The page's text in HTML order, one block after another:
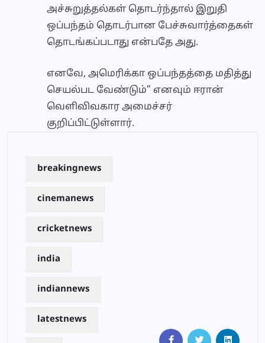
அச்சுறுத்தல்கள் தொடர்ந்தால் இறுதி
ஒப்பந்தம் தொடர்பான பேச்சுவார்த்தைகள்
தொடங்கப்படாது என்பதே அது.
எனவே, அமெரிக்கா ஒப்பந்தத்தை மதித்து
செயல்பட வேண்டும்” எனவும் ஈரான்
வெளிவிவகார அமைச்சர்
குறிப்பிட்டுள்ளார்.
breakingnews
cinemanews
cricketnews
india
indiannews
latestnews